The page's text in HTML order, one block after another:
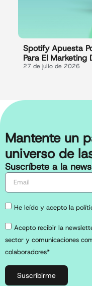
Spotify Apuesta
Para El Marketing
27 de julio de 2026
Mantente un
universo de
Suscríbete a la
He leído y acepto la
Acepto recibir la
sector y comunicaciones
colaboradores*
Suscribirme